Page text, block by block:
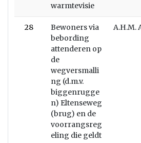
warmtevisie
28
Bewoners via
bebording
attenderen op
de
wegversmalli
ng (d.m.v.
biggenrugge
n) Eltenseweg
(brug) en de
voorrangsreg
eling die geldt
A.H.M.